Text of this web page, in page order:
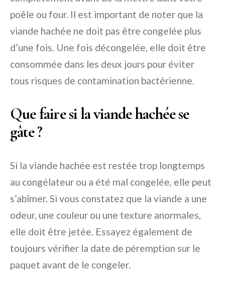
poêle ou four. Il est important de noter que la
viande hachée ne doit pas être congelée plus
d’une fois. Une fois décongelée, elle doit être
consommée dans les deux jours pour éviter
tous risques de contamination bactérienne.
Que faire si la viande hachée se
gâte ?
Si la viande hachée est restée trop longtemps
au congélateur ou a été mal congelée, elle peut
s’abîmer. Si vous constatez que la viande a une
odeur, une couleur ou une texture anormales,
elle doit être jetée. Essayez également de
toujours vérifier la date de péremption sur le
paquet avant de le congeler.